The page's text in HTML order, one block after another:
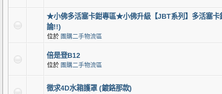
★小佛多活塞卡鉗專區★小佛升級【JBT系列】多活塞卡
論!!)
位於 團購二手物流區
倍是登B12
位於 團購二手物流區
徵求4D水箱護罩 (鍍鉻那款)